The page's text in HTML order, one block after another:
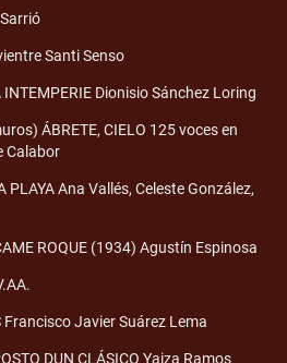
Santi Senso
INTEMPERIE Dionisio Sánchez Loring
ÁBRETE, CIELO 125 voces en
Calabor
PLAYA Ana Vallés, Celeste González,
ROQUE (1934) Agustín Espinosa
Francisco Javier Suárez Lema
DUN CLÁSICO Yaiza Ramos